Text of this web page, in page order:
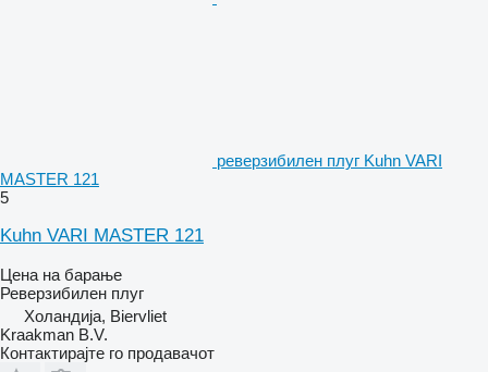
реверзибилен плуг Kuhn VARI
MASTER 121
5
Kuhn VARI MASTER 121
Цена на барање
Реверзибилен плуг
Холандија, Biervliet
Kraakman B.V.
Контактирајте го продавачот